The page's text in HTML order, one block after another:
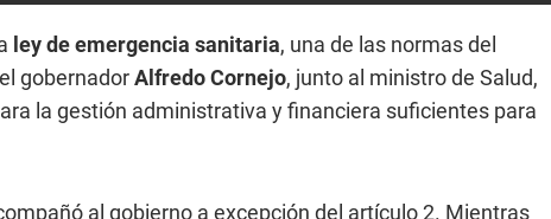
ley de emergencia sanitaria, una de las normas del
gobernadorAlfredo Cornejo, junto al ministro de Salud,
la gestión administrativa y financiera suficientes para
al gobierno a excepción del artículo 2. Mientras